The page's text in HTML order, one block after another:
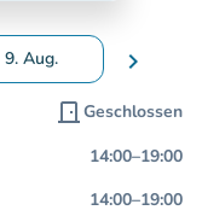
9. Aug.um Daten zu
chevron_right
door_front Geschlossen
14:00–19:00
14:00–19:00